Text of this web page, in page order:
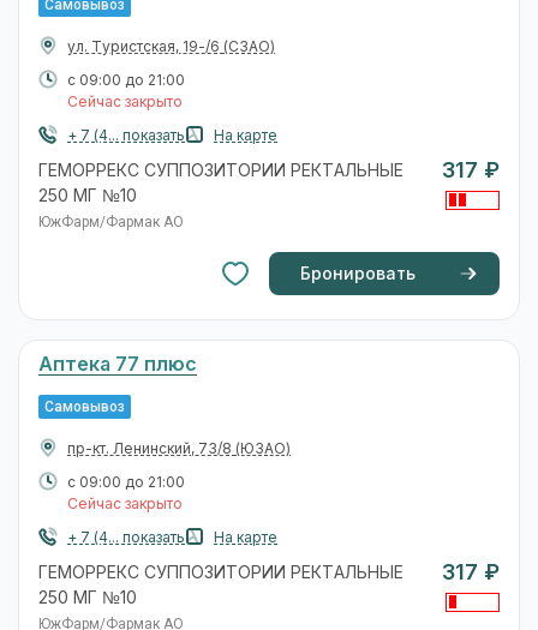
Самовывоз
ул. Туристская, 19-/6 (СЗАО)
с 09:00 до 21:00
Сейчас закрыто
+ 7 (4... показать
На карте
ГЕМОРРЕКС СУППОЗИТОРИИ РЕКТАЛЬНЫЕ
250 МГ №10
ЮжФарм/Фармак АО
317 ₽
Бронировать
Аптека 77 плюс
Самовывоз
пр-кт. Ленинский, 73/8 (ЮЗАО)
с 09:00 до 21:00
Сейчас закрыто
+ 7 (4... показать
На карте
ГЕМОРРЕКС СУППОЗИТОРИИ РЕКТАЛЬНЫЕ
250 МГ №10
ЮжФарм/Фармак АО
317 ₽